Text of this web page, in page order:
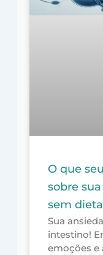
O que
sobre
sem
Sua
intestino!
emoções e